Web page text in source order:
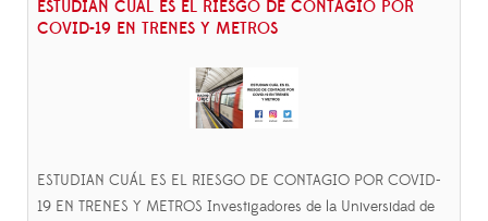
ESTUDIAN CUÁL ES EL RIESGO DE CONTAGIO POR
COVID-19 EN TRENES Y METROS
ESTUDIAN CUÁL ES EL RIESGO DE CONTAGIO POR COVID-
19 EN TRENES Y METROS Investigadores de la Universidad de